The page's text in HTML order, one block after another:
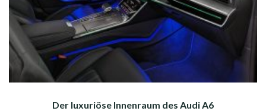
Der luxuriöse Innenraum des Audi A6